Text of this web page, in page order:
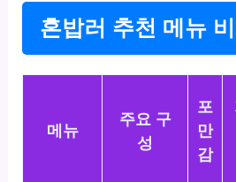
혼밥러 추천 메뉴
메뉴
주요 구
성
포
만
감